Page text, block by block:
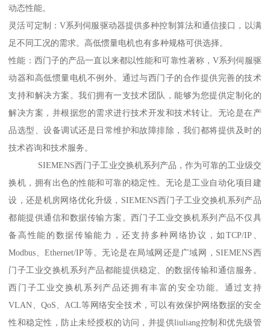
动态性能。
灵活可定制：V系列伺服驱动器提供多种控制算法和通信接口，以满
足不同工况的需求。高低惯量电机也有多种规格可供选择。
性能：西门子的产品一直以来都以性能和可靠性著称，V系列伺服驱
动器和高低惯量电机不例外。通过与西门子的合作提供完善的技术
支持和解决方案。我们拥有一支技术团队，能够为您提供定制化的
解决方案，并根据您的需求进行技术开发和技术转让。无论是在产
品选型、设备调试还是日常维护和故障排除，我们都将提供及时的
技术咨询和技术服务。
SIEMENS西门子工业交换机系列产品，作为可靠的工业级交
换机，拥有出色的性能和可靠的稳定性。无论是工业自动化项目建
设，还是机房网络优化升级，SIEMENS西门子工业交换机系列产品
都能提供通信和数据传输方案。西门子工业交换机系列产品不仅具
备高性能的数据传输能力，还支持多种网络协议，如TCP/IP、
Modbus、Ethernet/IP等。无论是在局域网还是广域网，SIEMENS西
门子工业交换机系列产品都能提供稳定、的数据传输和通信服务。
西门子工业交换机系列产品还拥有丰富的安全功能。通过支持
VLAN、QoS、ACL等网络安全技术，可以有效保护网络数据的安全
性和稳定性，防止未经授权的访问，并提供liuliang控制和优先级管